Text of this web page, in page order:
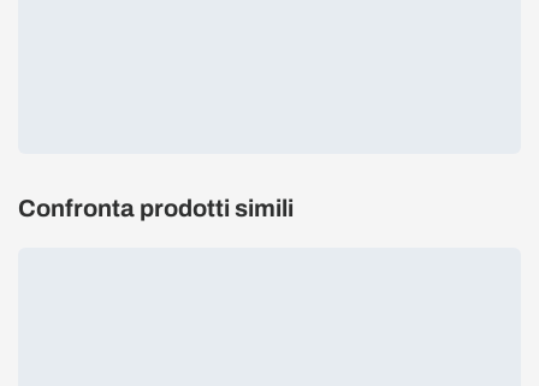
Confronta prodotti simili